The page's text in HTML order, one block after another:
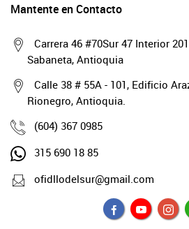
Mantente en Contacto
Carrera 46 #70Sur 47 Interior 201
Sabaneta, Antioquia
Calle 38 # 55A - 101, Edificio
Rionegro, Antioquia.
(604) 367 0985
315 690 18 85
ofidllodelsur@gmail.com